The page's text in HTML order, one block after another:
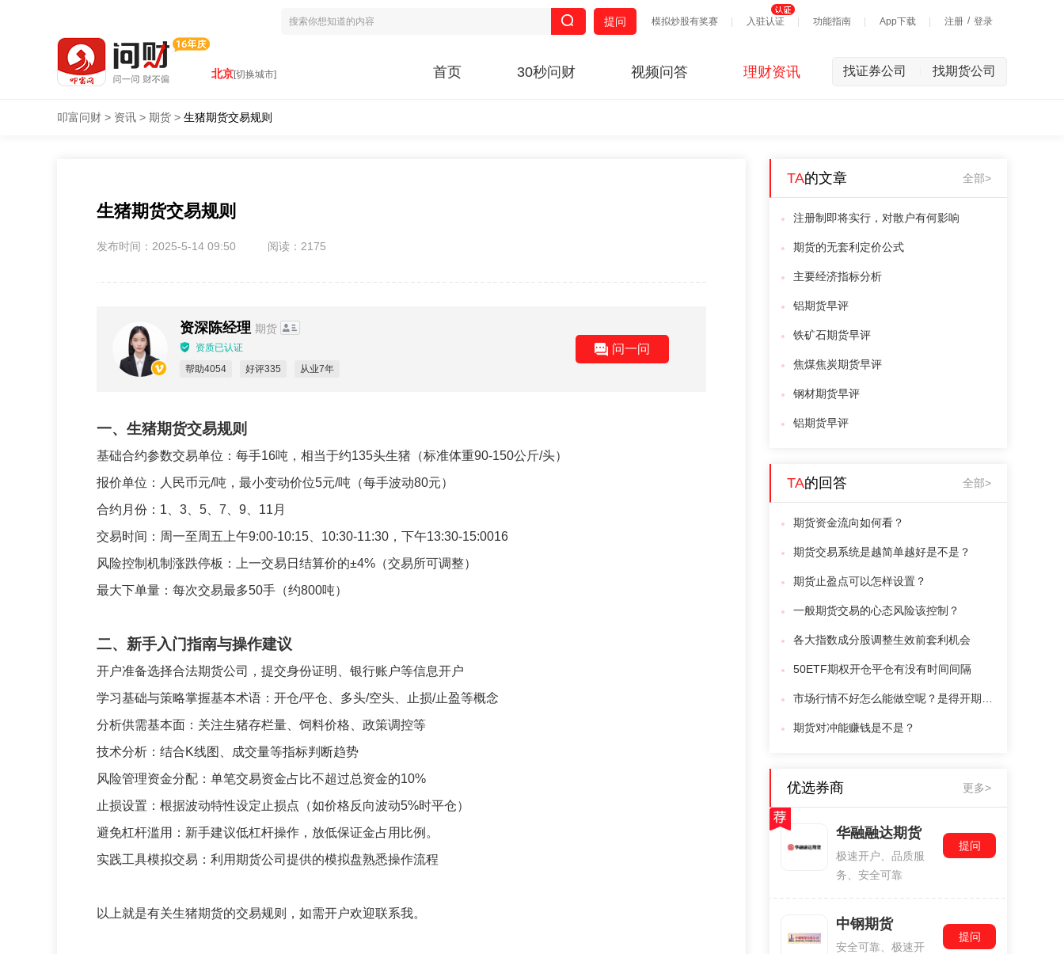
模拟炒股有奖赛 入驻认证 功能指南 App下载 注册 / 登录
提问
北京[切换城市] 首页 30秒问财 视频问答 理财资讯 找证券公司 找期货公司
叩富问财 > 资讯 > 期货 > 生猪期货交易规则
生猪期货交易规则
发布时间：2025-5-14 09:50 阅读：2175
资深陈经理 期货
资质已认证
帮助4054
好评335 从业7年
问一问
一、生猪期货交易规则
‌基础合约参数‌交易单位：每手16吨，相当于约135头生猪（标准体重90-150公斤/头）
报价单位：人民币元/吨，最小变动价位5元/吨（每手波动80元）
合约月份：1、3、5、7、9、11月
交易时间：周一至周五上午9:00-10:15、10:30-11:30，下午13:30-15:0016
‌风险控制机制‌涨跌停板：上一交易日结算价的±4%（交易所可调整）
最大下单量：每次交易最多50手（约800吨）
二、新手入门指南与操作建议
‌开户准备‌选择合法期货公司，提交身份证明、银行账户等信息开户
‌学习基础与策略‌掌握基本术语：开仓/平仓、多头/空头、止损/止盈等概念
分析供需基本面：关注生猪存栏量、饲料价格、政策调控等
技术分析：结合K线图、成交量等指标判断趋势
‌风险管理‌资金分配：单笔交易资金占比不超过总资金的10%
止损设置：根据波动特性设定止损点（如价格反向波动5%时平仓）
避免杠杆滥用：新手建议低杠杆操作，放低保证金占用比例。
‌实践工具‌模拟交易：利用期货公司提供的模拟盘熟悉操作流程
以上就是有关生猪期货的交易规则，如需开户欢迎联系我。
TA的文章 全部>
注册制即将实行，对散户有何影响
期货的无套利定价公式
主要经济指标分析
铝期货早评
铁矿石期货早评
焦煤焦炭期货早评
钢材期货早评
铝期货早评
TA的回答 全部>
期货资金流向如何看？
期货交易系统是越简单越好是不是？
期货止盈点可以怎样设置？
一般期货交易的心态风险该控制？
各大指数成分股调整生效前套利机会
50ETF期权开仓平仓有没有时间间隔
期货对冲能赚钱是不是？
优选券商 更多>
华融融达期货
极速开户、品质服
务、安全可靠
提问
中钢期货
安全可靠、极速开
提问